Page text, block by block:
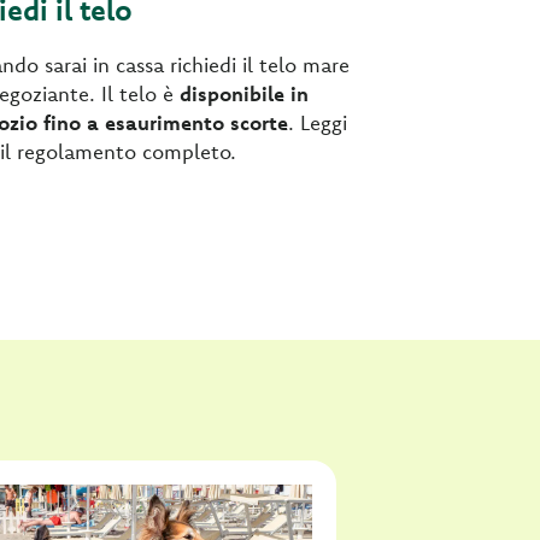
il telo
sarai in cassa richiedi il telo mare
Il telo èdisponibile in
fino a esaurimento scorte. Leggi
regolamento completo.